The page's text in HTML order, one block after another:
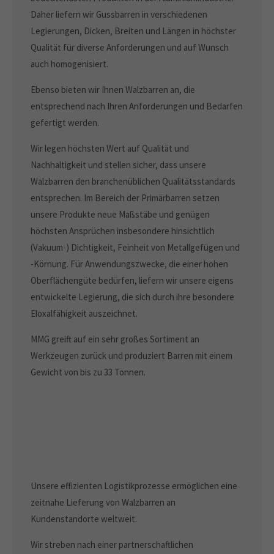
info@yourdomain.com
About us
Lorem ipsum dolor sit amet, consectetuer adipiscing elit.
Aenean commodo ligula eget dolor. Aenean massa. Cum
sociis natoque penatibus et magnis dis parturient montes,
nascetur ridiculus mus. Donec quam felis, ultricies nec.
Daher liefern wir Gussbarren in verschiedenen
Legierungen, Dicken, Breiten und Längen in höchster
Qualität für diverse Anforderungen und auf Wunsch
auch homogenisiert.
Ebenso bieten wir Ihnen Walzbarren an, die
entsprechend nach Ihren Anforderungen und Bedarfen
gefertigt werden.
Wir legen höchsten Wert auf Qualität und
Nachhaltigkeit und stellen sicher, dass unsere
Walzbarren den branchenüblichen Qualitätsstandards
entsprechen. Im Bereich der Primärbarren setzen
unsere Produkte neue Maßstäbe und genügen
höchsten Ansprüchen insbesondere hinsichtlich
(Vakuum-) Dichtigkeit, Feinheit von Metallgefügen und
-Körnung. Für Anwendungszwecke, die einer hohen
Oberflächengüte bedürfen, liefern wir unsere eigens
entwickelte Legierung, die sich durch ihre besondere
Eloxalfähigkeit auszeichnet.
MMG greift auf ein sehr großes Sortiment an
Werkzeugen zurück und produziert Barren mit einem
Gewicht von bis zu 33 Tonnen.
Unsere effizienten Logistikprozesse ermöglichen eine
zeitnahe Lieferung von Walzbarren an
Kundenstandorte weltweit.
Wir streben nach einer partnerschaftlichen